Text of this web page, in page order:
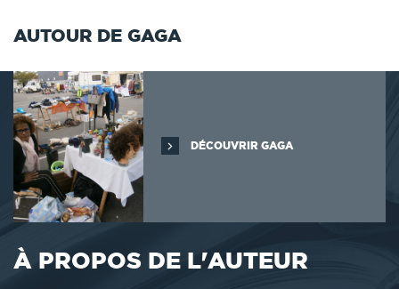
AUTOUR DE GAGA
DÉCOUVRIR GAGA
À PROPOS DE L'AUTEUR